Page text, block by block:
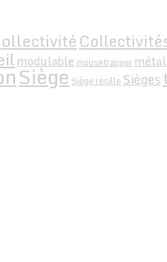
modulable mousetrapper métal
SiègeSiège résille Sièges